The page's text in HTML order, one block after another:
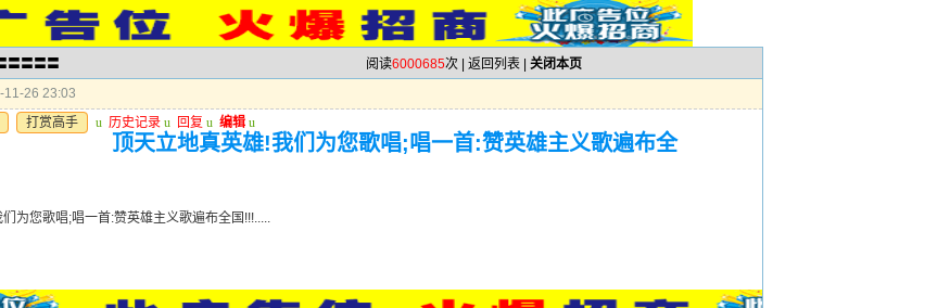
〓〓〓〓 阅读6000685次 | 返回列表 关闭本页
11-26 23:03
打赏高手 u 历史记录 u 回复 u 编辑 u
顶天立地真英雄!我们为您歌唱;唱一首:赞英雄主义歌遍布全
们为您歌唱;唱一首:赞英雄主义歌遍布全国!!!.....